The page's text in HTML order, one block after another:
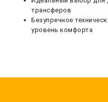
трансферов
Безупречное
уровень комфорта